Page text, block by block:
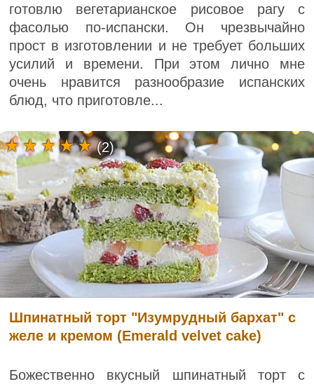
готовлю вегетарианское рисовое рагу с
фасолью по-испански. Он чрезвычайно
прост в изготовлении и не требует больших
усилий и времени. При этом лично мне
очень нравится разнообразие испанских
блюд, что приготовле...
Шпинатный торт "Изумрудный бархат" с
желе и кремом (Emerald velvet cake)
Божественно вкусный шпинатный торт с
(2)